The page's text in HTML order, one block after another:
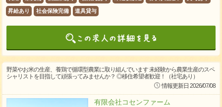
昇給あり 社会保険完備 道具貸与
野菜やお米の生産、養鶏で循環型農業に取り組んでいます 未経験から農業生産のスペ
シャリストを目指して頑張ってみませんか？ ◎移住希望者歓迎！（社宅あり）
情報更新日 2026/07/08
有限会社コセンファーム